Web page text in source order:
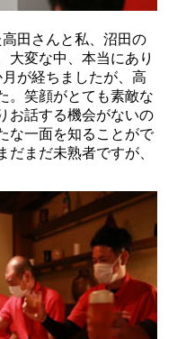
田さんと私、沼田の
大変な中、本当にあり
が経ちましたが、高
。笑顔がとても素敵な
お話する機会がないの
な一面を知ることがで
だまだ未熟者ですが、